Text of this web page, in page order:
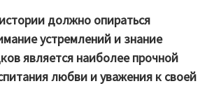
должно опираться
устремлений и знание
является наиболее прочной
любви и уважения к своей